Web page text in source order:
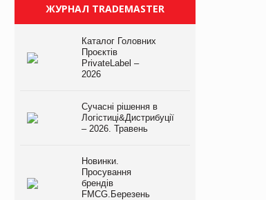
ЖУРНАЛ TRADEMASTER
Каталог Головних
Проєктів
PrivateLabel –
2026
Сучасні рішення в
Логістиці&Дистрибуції
– 2026. Травень
Новинки.
Просування
брендів
FMCG.Березень